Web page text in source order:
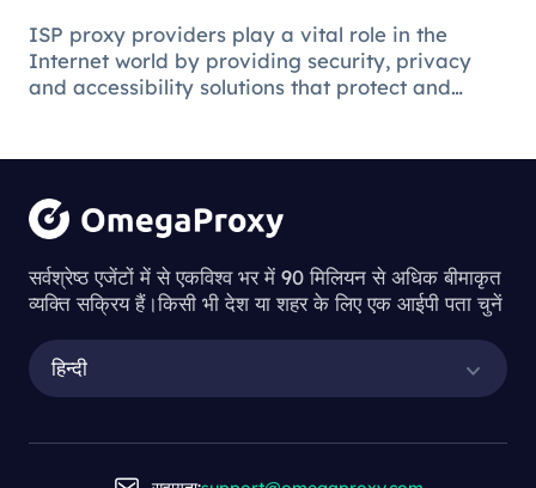
ISP proxy providers play a vital role in the
Internet world by providing security, privacy
and accessibility solutions that protect and
Understanding
the Process of
Downloading
Proxy Servers
सर्वश्रेष्ठ एजेंटों में से एकविश्व भर में 90 मिलियन से अधिक बीमाकृत
व्यक्ति सक्रिय हैं।किसी भी देश या शहर के लिए एक आईपी पता चुनें
हिन्दी